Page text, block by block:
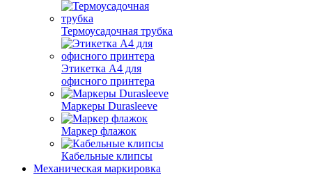
Термоусадочная трубка
Этикетка А4 для
офисного принтера
Маркеры Durasleeve
Маркер флажок
Кабельные клипсы
Механическая маркировка